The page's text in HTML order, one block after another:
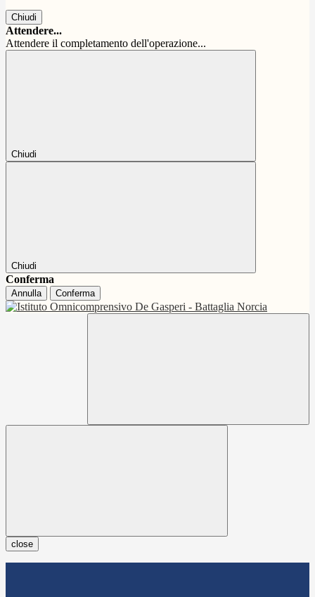
Chiudi
Attendere...
Attendere il completamento dell'operazione...
Chiudi
Chiudi
Conferma
Annulla Conferma
close